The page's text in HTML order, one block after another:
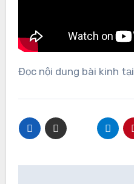
Đọc nội dung bài kinh tại